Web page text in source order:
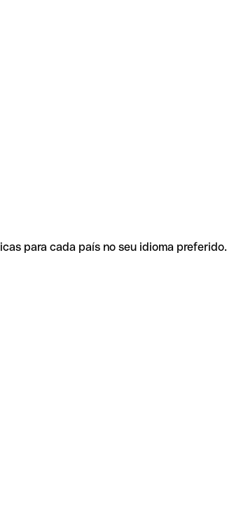
para cada país no seu idioma preferido.